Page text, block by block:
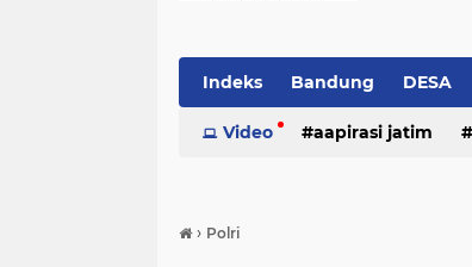
Indeks Bandung DESA
Video aapirasi jatim
hukum & kriminal
› Polri